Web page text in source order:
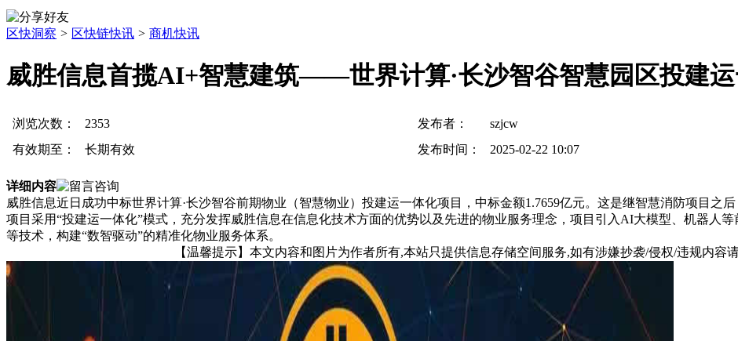
区快洞察 > 区快链快讯 > 商机快讯
威胜信息首揽AI+智慧建筑——世界计算·长沙智谷智慧园区投建运
浏览次数： 2353 发布者：
szjcw
有效期至：
长期有效 发布时间： 2025-02-22 10:07
详细内容
威胜信息近日成功中标世界计算·长沙智谷前期物业（智慧物业）投建运一体化项目，中标金额1.7659亿元。这是继智慧消防项目之
项目采用“投建运一体化”模式，充分发挥威胜信息在信息化技术方面的优势以及先进的物业服务理念，项目引入AI大模型、机器人
等技术，构建“数智驱动”的精准化物业服务体系。
【温馨提示】本文内容和图片为作者所有,本站只提供信息存储空间服务,如有涉嫌抄袭/侵权/违规内容请